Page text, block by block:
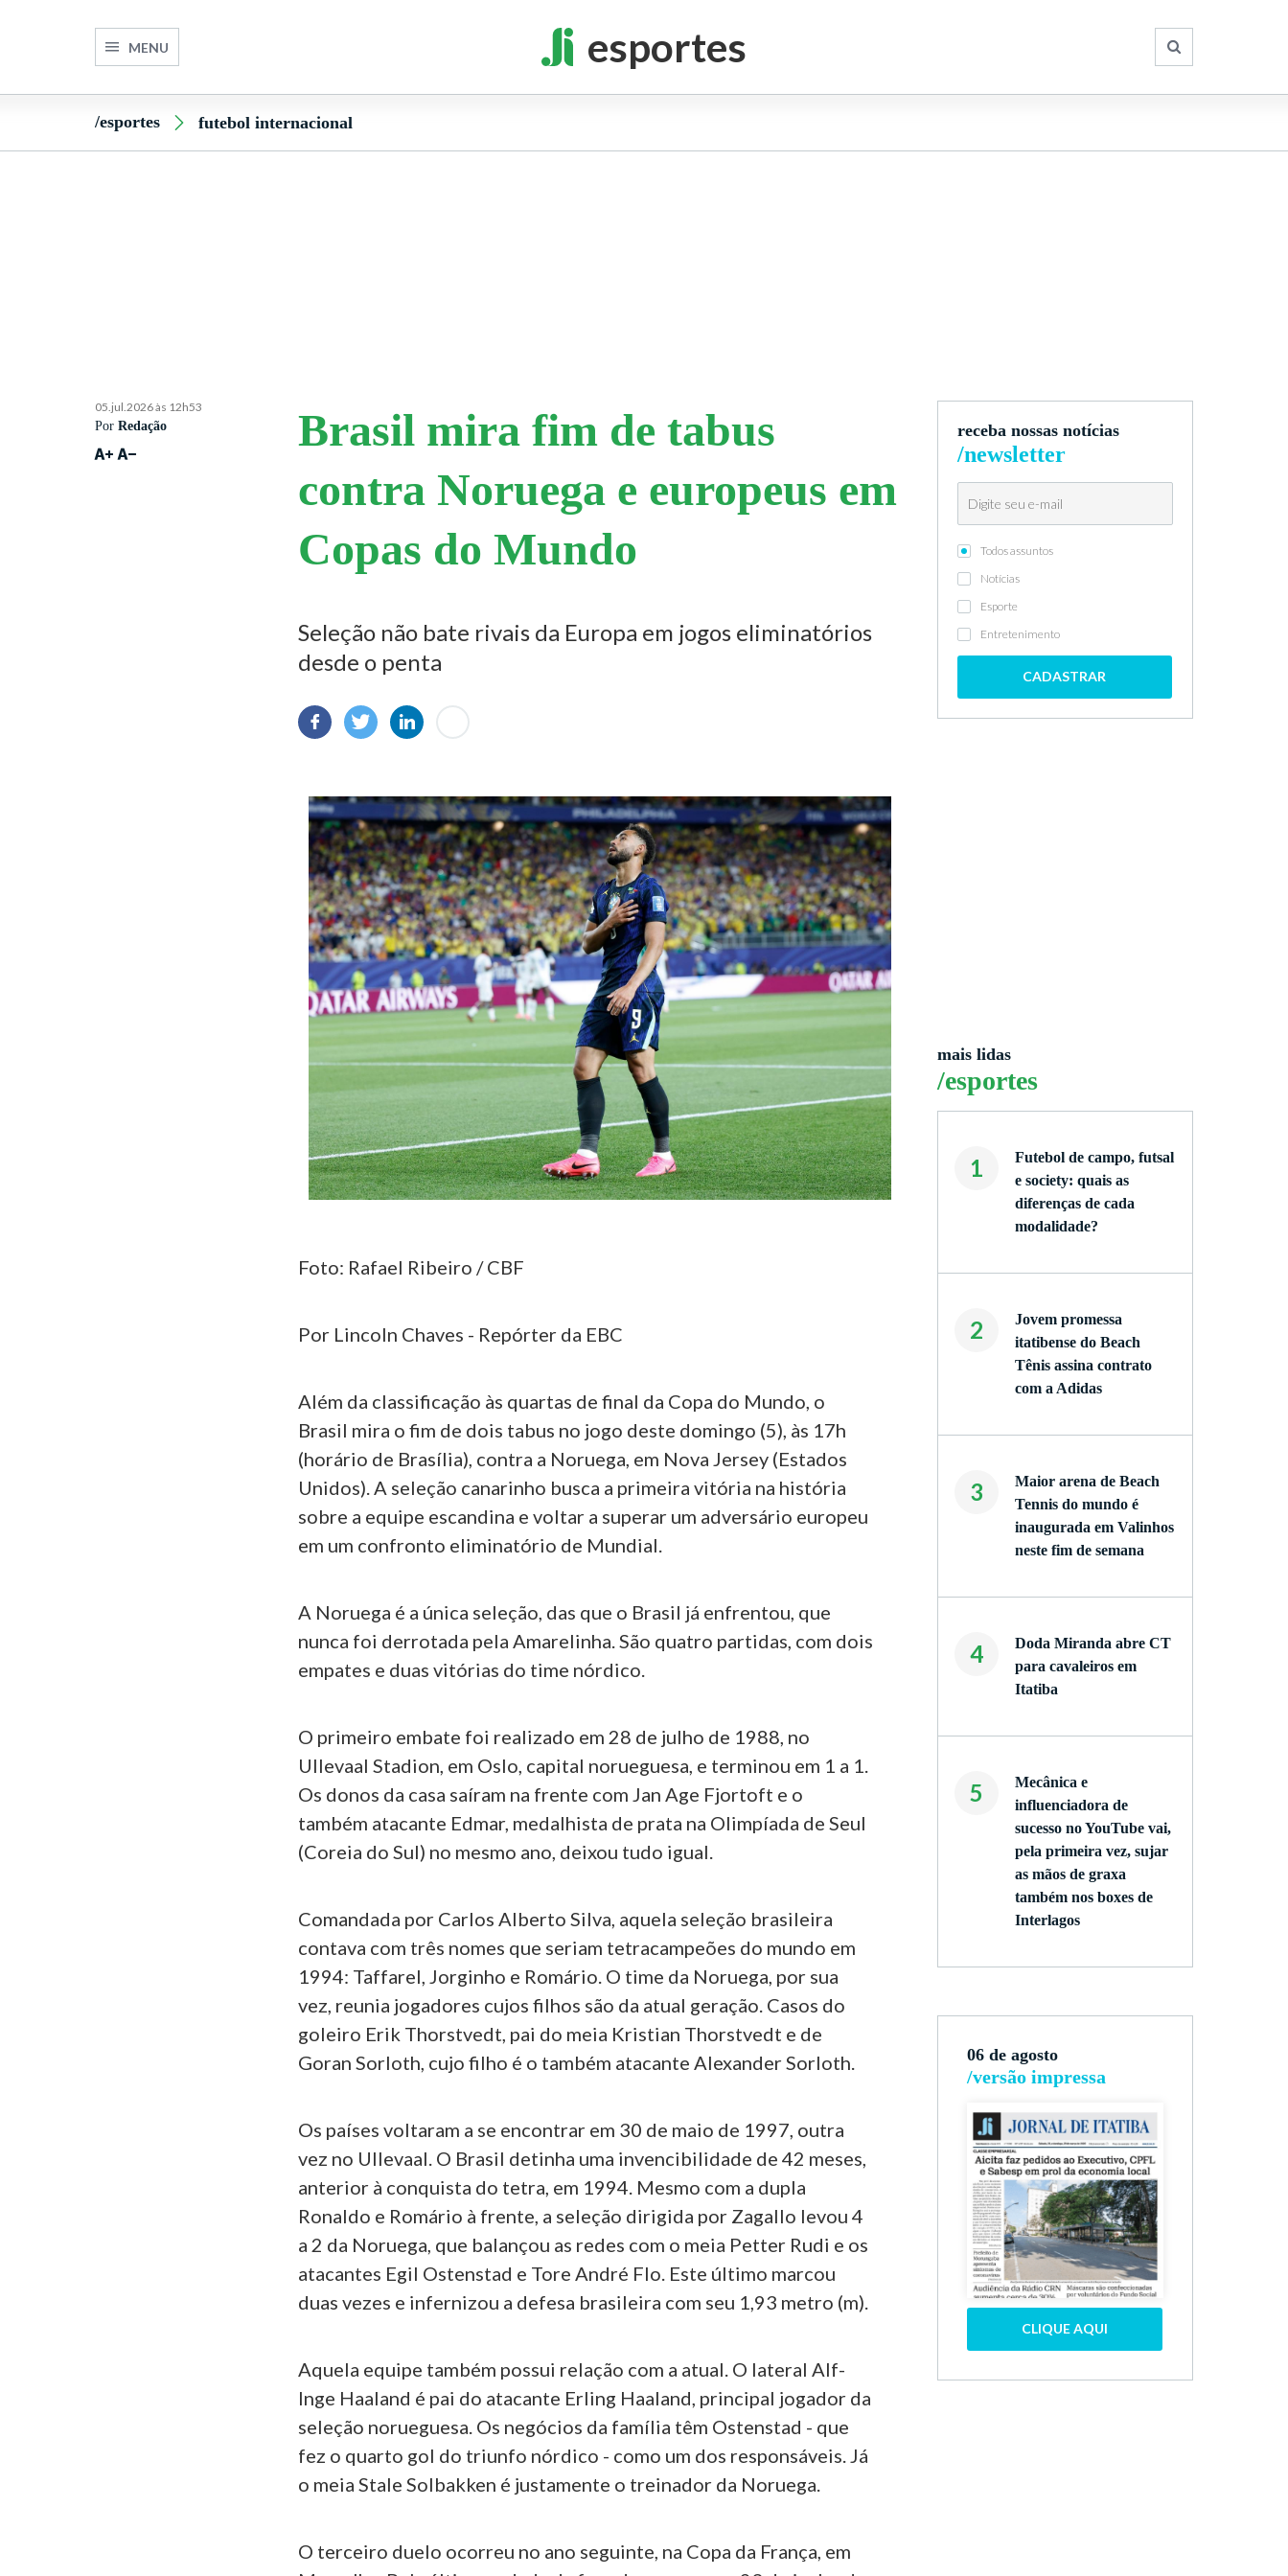
MENU esportes
/esportes futebol internacional
05.jul.2026 às 12h53
PorRedação
Brasil mira fim de tabus
contra Noruega e europeus em
Copas do Mundo
Seleção não bate rivais da Europa em jogos eliminatórios
desde o penta
Foto: Rafael Ribeiro / CBF
Por Lincoln Chaves - Repórter da EBC
Além da classificação às quartas de final da Copa do Mundo, o
Brasil mira o fim de dois tabus no jogo deste domingo (5), às 17h
(horário de Brasília), contra a Noruega, em Nova Jersey (Estados
Unidos). A seleção canarinho busca a primeira vitória na história
sobre a equipe escandina e voltar a superar um adversário europeu
em um confronto eliminatório de Mundial.
A Noruega é a única seleção, das que o Brasil já enfrentou, que
nunca foi derrotada pela Amarelinha. São quatro partidas, com dois
empates e duas vitórias do time nórdico.
O primeiro embate foi realizado em 28 de julho de 1988, no
Ullevaal Stadion, em Oslo, capital norueguesa, e terminou em 1 a 1.
Os donos da casa saíram na frente com Jan Age Fjortoft e o
também atacante Edmar, medalhista de prata na Olimpíada de Seul
(Coreia do Sul) no mesmo ano, deixou tudo igual.
Comandada por Carlos Alberto Silva, aquela seleção brasileira
contava com três nomes que seriam tetracampeões do mundo em
1994: Taffarel, Jorginho e Romário. O time da Noruega, por sua
vez, reunia jogadores cujos filhos são da atual geração. Casos do
goleiro Erik Thorstvedt, pai do meia Kristian Thorstvedt e de
Goran Sorloth, cujo filho é o também atacante Alexander Sorloth.
Os países voltaram a se encontrar em 30 de maio de 1997, outra
vez no Ullevaal. O Brasil detinha uma invencibilidade de 42 meses,
anterior à conquista do tetra, em 1994. Mesmo com a dupla
Ronaldo e Romário à frente, a seleção dirigida por Zagallo levou 4
a 2 da Noruega, que balançou as redes com o meia Petter Rudi e os
atacantes Egil Ostenstad e Tore André Flo. Este último marcou
duas vezes e infernizou a defesa brasileira com seu 1,93 metro (m).
Aquela equipe também possui relação com a atual. O lateral Alf-
Inge Haaland é pai do atacante Erling Haaland, principal jogador da
seleção norueguesa. Os negócios da família têm Ostenstad - que
fez o quarto gol do triunfo nórdico - como um dos responsáveis. Já
o meia Stale Solbakken é justamente o treinador da Noruega.
O terceiro duelo ocorreu no ano seguinte, na Copa da França, em
receba nossas notícias
/newsletter
Todos assuntos
Notícias
Esporte
Entretenimento
CADASTRAR
mais lidas
/esportes
1
Futebol de campo, futsal
e society: quais as
diferenças de cada
modalidade?
2
Jovem promessa
itatibense do Beach
Tênis assina contrato
com a Adidas
3
Maior arena de Beach
Tennis do mundo é
inaugurada em Valinhos
neste fim de semana
4
Doda Miranda abre CT
para cavaleiros em
Itatiba
5
Mecânica e
influenciadora de
sucesso no YouTube vai,
pela primeira vez, sujar
as mãos de graxa
também nos boxes de
Interlagos
06 de agosto
/versão impressa
CLIQUE AQUI